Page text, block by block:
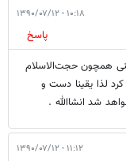
۱۰:۱۸ - ۱۳۹۰/۰۷/۱۲
پاسخ
همچون حجت‌الاسلام
لذا یقینا دست و
شد انشاالله .
۱۱:۱۲ - ۱۳۹۰/۰۷/۱۲